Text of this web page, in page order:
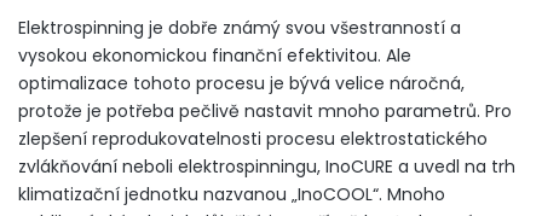
Elektrospinning je dobře známý svou všestranností a
vysokou ekonomickou finanční efektivitou. Ale
optimalizace tohoto procesu je bývá velice náročná,
protože je potřeba pečlivě nastavit mnoho parametrů. Pro
zlepšení reprodukovatelnosti procesu elektrostatického
zvlákňování neboli elektrospinningu, InoCURE a uvedl na trh
klimatizační jednotku nazvanou „InoCOOL“. Mnoho